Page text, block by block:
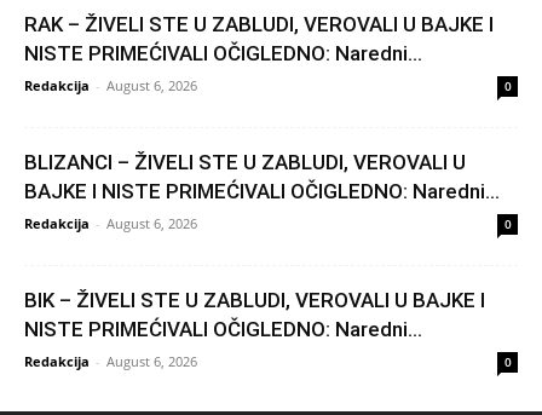
RAK – ŽIVELI STE U ZABLUDI, VEROVALI U BAJKE I
NISTE PRIMEĆIVALI OČIGLEDNO: Naredni...
Redakcija - August 6, 2026 0
BLIZANCI – ŽIVELI STE U ZABLUDI, VEROVALI U
BAJKE I NISTE PRIMEĆIVALI OČIGLEDNO: Naredni...
Redakcija - August 6, 2026 0
BIK – ŽIVELI STE U ZABLUDI, VEROVALI U BAJKE I
NISTE PRIMEĆIVALI OČIGLEDNO: Naredni...
Redakcija - August 6, 2026 0